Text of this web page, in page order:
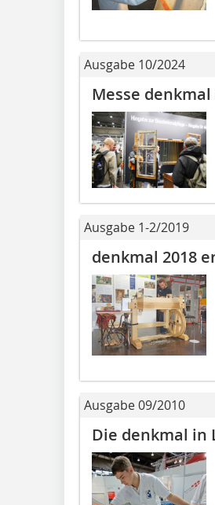
Ausgabe 10/2024
Messe
Ausgabe 1-2/2019
denkmal 2018
Ausgabe 09/2010
Die denkmal in